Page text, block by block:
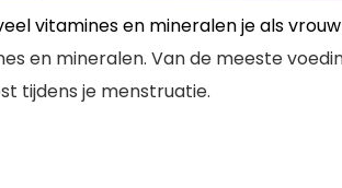
vitamines en mineralen je als
en mineralen. Van de meeste
tijdens je menstruatie.